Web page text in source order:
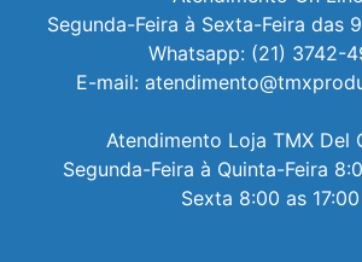
Segunda-Feira à Sexta-Feira das
Whatsapp: (21) 3742-
E-mail:
Atendimento Loja TMX Del
Segunda-Feira à Quinta-Feira
Sexta 8:00 as 17:00